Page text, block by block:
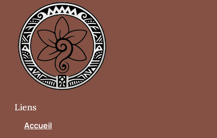
Liens
Accueil